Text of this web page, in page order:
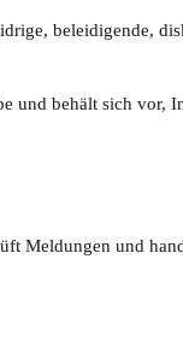
beleidigende,
und behält sich vor,
Meldungen und